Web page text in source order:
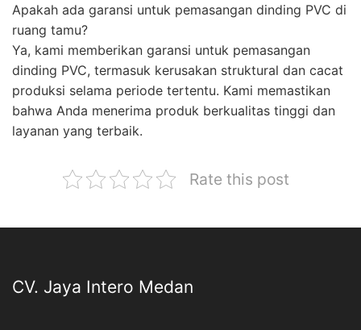
Apakah ada garansi untuk pemasangan dinding PVC di
ruang tamu?
Ya, kami memberikan garansi untuk pemasangan
dinding PVC, termasuk kerusakan struktural dan cacat
produksi selama periode tertentu. Kami memastikan
bahwa Anda menerima produk berkualitas tinggi dan
layanan yang terbaik.
Rate this post
CV. Jaya Intero Medan